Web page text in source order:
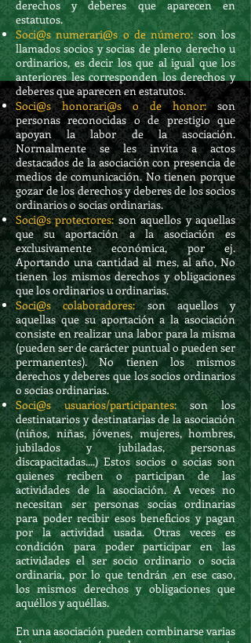
derechos y deberes que aparecen en
estatutos.
Soci@s numerari@s o de número: son los
llamados socios y socias de pleno derecho u
ordinarios, es decir los que al igual que los
anteriores les corresponden los derechos y
deberes que aparecen en estatutos.
Soci@s honorari@s o de honor:son
personas reconocidas o de prestigio que
apoyan la labor de la asociación.
Normalmente se les invita a actos
destacados de la asociación con presencia de
medios de comunicación. No tienen porque
gozar de los derechos y deberes de los socios
ordinarios o socias ordinarias.
Soci@s protectores:son aquellos y aquellas
que su aportación a la asociación es
exclusivamente económica, por ej.
Aportando una cantidad al mes, al año, No
tienen los mismos derechos y obligaciones
que los ordinarios u ordinarias.
Soci@s colaboradores:son aquellos y
aquellas que su aportación a la asociación
consiste en realizar una labor para la misma
(pueden ser de carácter puntual o pueden ser
permanentes). No tienen los mismos
derechos y deberes que los socios ordinarios
o socias ordinarias.
Soci@s usuarios/participantes:son los
destinatarios y destinatarias de la asociación
(niños, niñas, jóvenes, mujeres, hombres,
jubilados y jubiladas, personas
discapacitadas....) Estos socios o socias son
quienes reciben o participan de las
actividades de la asociación. A veces no
necesitan ser personas socias ordinarias
para poder recibir esos beneficios y pagan
por la actividad usada. Otras veces es
condición para poder participar en las
actividades el ser socio ordinario o socia
ordinaria, por lo que tendrán ,en ese caso,
los mismos derechos y obligaciones que
aquéllos y aquéllas.
En una asociación pueden combinarse varias